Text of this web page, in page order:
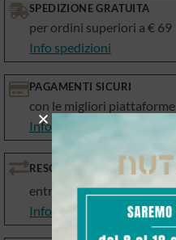
SPEDIZIONE GRATUITA
per ordini superiori a € 69
Info spedizioni
PAGAMENTI SICURI
con le migliori piattaforme
Info Metodi di pagamento
RESO GARANTITO
entro 10 giorni
Info Resi e Cambi